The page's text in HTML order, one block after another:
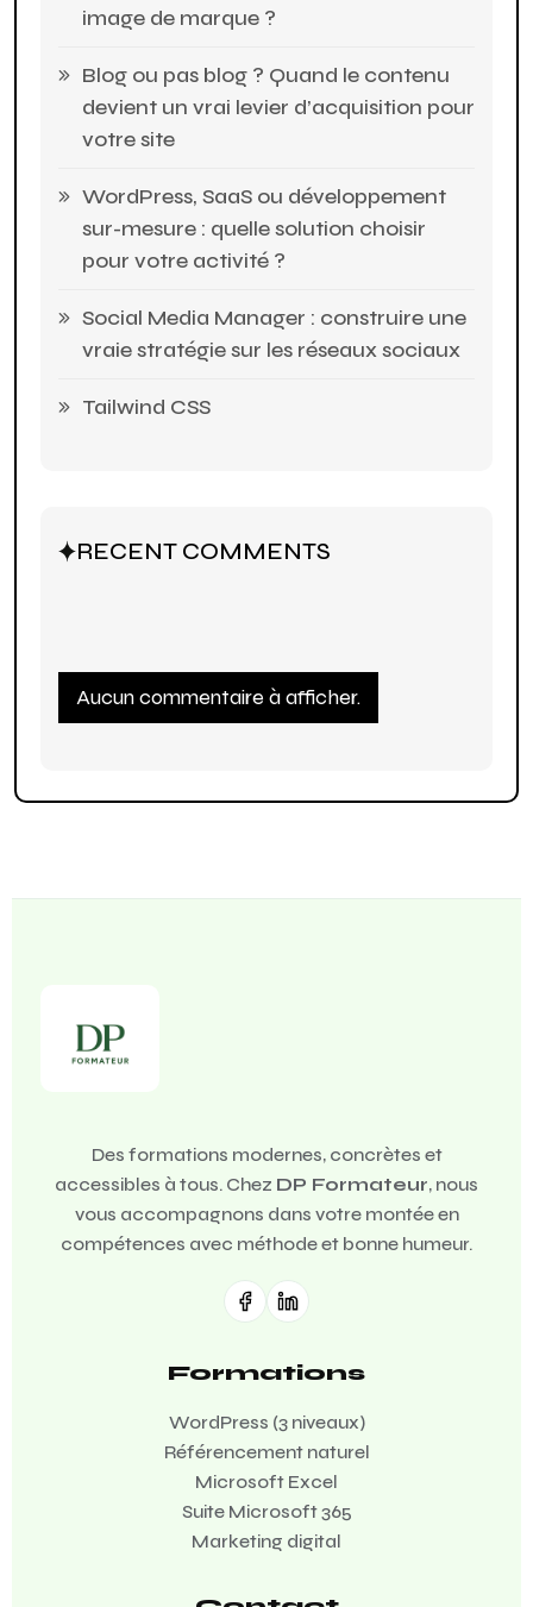
image de marque ?
Blog ou pas blog ? Quand le contenu
devient un vrai levier d’acquisition pour
votre site
WordPress, SaaS ou développement
sur-mesure : quelle solution choisir
pour votre activité ?
Social Media Manager : construire une
vraie stratégie sur les réseaux sociaux
Tailwind CSS
RECENT COMMENTS
Aucun commentaire à afficher.
Des formations modernes, concrètes et
accessibles à tous. Chez DP Formateur, nous
vous accompagnons dans votre montée en
compétences avec méthode et bonne humeur.
Formations
WordPress (3 niveaux)
Référencement naturel
Microsoft Excel
Suite Microsoft 365
Marketing digital